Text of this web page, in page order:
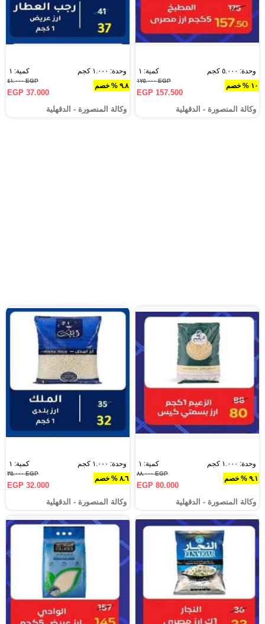
وحدة: ٥.٠٠٠ كجم
كمية: ١
١٠ % خصم
EGP ١٧٥.٠٠٠
EGP 157.500
وكالة المنصورة - الدقهلية‎
وحدة: ١.٠٠٠ كجم
كمية: ١
٩.٨ % خصم
EGP ٤١.٠٠٠
EGP 37.000
وكالة المنصورة - الدقهلية‎
وحدة: ١.٠٠٠ كجم
كمية: ١
٩.١ % خصم
EGP ٨٨.٠٠٠
EGP 80.000
وكالة المنصورة - الدقهلية‎
وحدة: ١.٠٠٠ كجم
كمية: ١
٨.٦ % خصم
EGP ٣٥.٠٠٠
EGP 32.000
وكالة المنصورة - الدقهلية‎